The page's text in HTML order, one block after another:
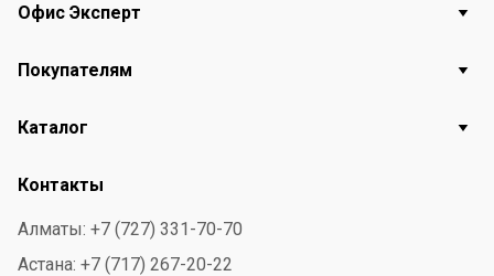
Офис Эксперт
Покупателям
Каталог
Контакты
Алматы: +7 (727) 331-70-70
Астана: +7 (717) 267-20-22